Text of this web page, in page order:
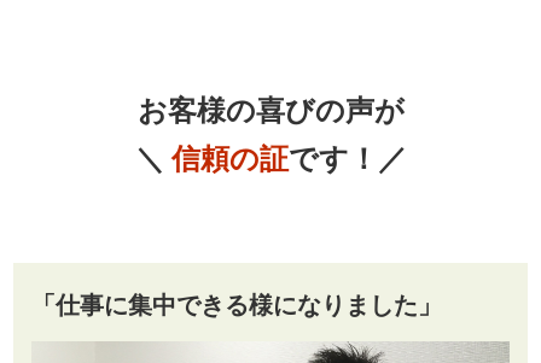
お客様の喜びの声が
＼信頼の証です！／
「仕事に集中できる様になりました」